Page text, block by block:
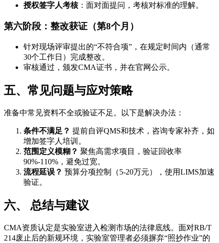
授权签字人考核：面对面提问，考核对标准的理解。
第六阶段：整改获证（第8个月）
针对现场评审提出的“不符合项”，在规定时间内（通常
30个工作日）完成整改。
审核通过，颁发CMA证书，并在官网公示。
五、常见问题与应对策略
准备中常见资料不全或验证不足。以下是解决办法：
条件不满足？ 提前自评QMS和技术，咨询专家补齐，如
增加签字人培训。
范围定义模糊？ 聚焦高需求项目，验证回收率
90%-110%，避免过宽。
流程延误？ 预算分项控制（5-20万元），使用LIMS加速
验证。
六、 总结与建议
CMA资质认定是实验室进入检测市场的法律底线。面对RB/T
214废止后的新规环境，实验室管理者必须摒弃“照抄作业”的